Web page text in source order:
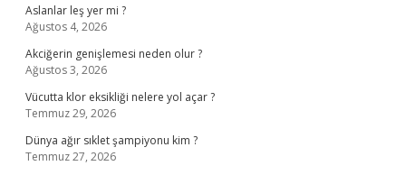
Aslanlar leş yer mi ?
Ağustos 4, 2026
Akciğerin genişlemesi neden olur ?
Ağustos 3, 2026
Vücutta klor eksikliği nelere yol açar ?
Temmuz 29, 2026
Dünya ağır sıklet şampiyonu kim ?
Temmuz 27, 2026